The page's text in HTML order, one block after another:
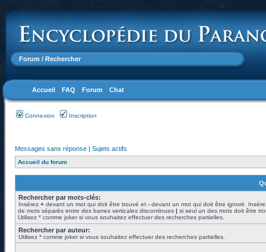
Forum / Rechercher
Accueil FAQ Forum Chat
Connexion Inscription
Messages sans réponse | Sujets actifs
Accueil du forum
Rechercher par mots-clés:
Insérez + devant un mot qui doit être trouvé et - devant un mot qui doit être ignoré.
de mots séparés entre des barres verticales discontinues | si seul un des mots doit être
Utilisez * comme joker si vous souhaitez effectuer des recherches partielles.
Rechercher par auteur:
Utilisez * comme joker si vous souhaitez effectuer des recherches partielles.